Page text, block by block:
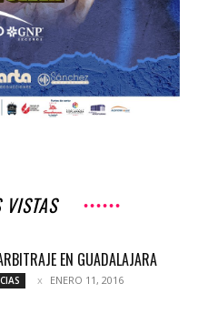
EN GUADALAJARA
ENERO 11, 2016